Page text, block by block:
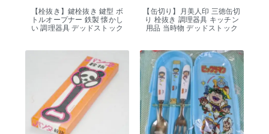
【栓抜き】鍵栓抜き 鍵型 ボ
トルオープナー 鉄製 懐かし
い 調理器具 デッドストック
【缶切り】月美人印 三徳缶切
り 栓抜き 調理器具 キッチン
用品 当時物 デッドストック